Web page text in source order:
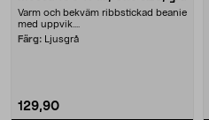
Varm och bekväm ribbstickad beanie
med uppvik....
Färg:
Ljusgrå
129,90